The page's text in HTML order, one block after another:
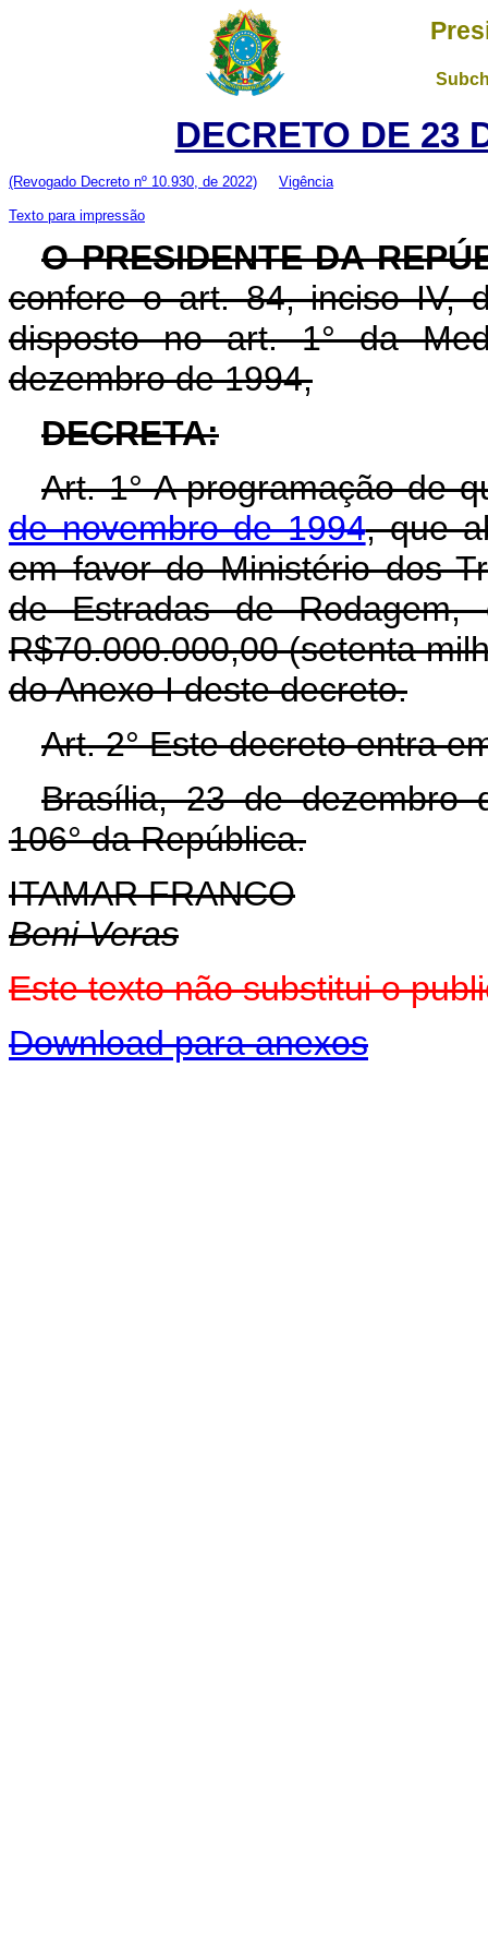
DECRETO DE 23
(Revogado Decreto nº 10.930, de 2022) Vigência
Texto para impressão
O PRESIDENTE DA
confere o art. 84, inciso IV,
disposto no art. 1° da
dezembro de 1994,
DECRETA:
Art. 1° A programação de
de novembro de 1994, que
em favor do Ministério dos
de Estradas de Rodagem,
R$70.000.000,00 (setenta
do Anexo I deste decreto.
Art. 2° Este decreto entra
Brasília, 23 de dezembro
106° da República.
ITAMAR FRANCO
Beni Veras
Este texto não substitui o
Download para anexos